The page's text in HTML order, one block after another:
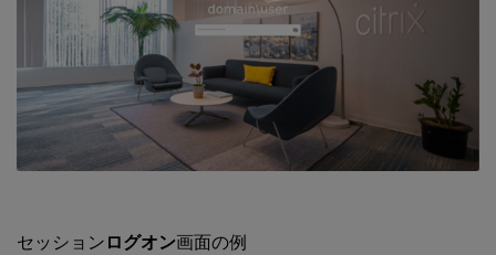
セッション ログオン画面の例